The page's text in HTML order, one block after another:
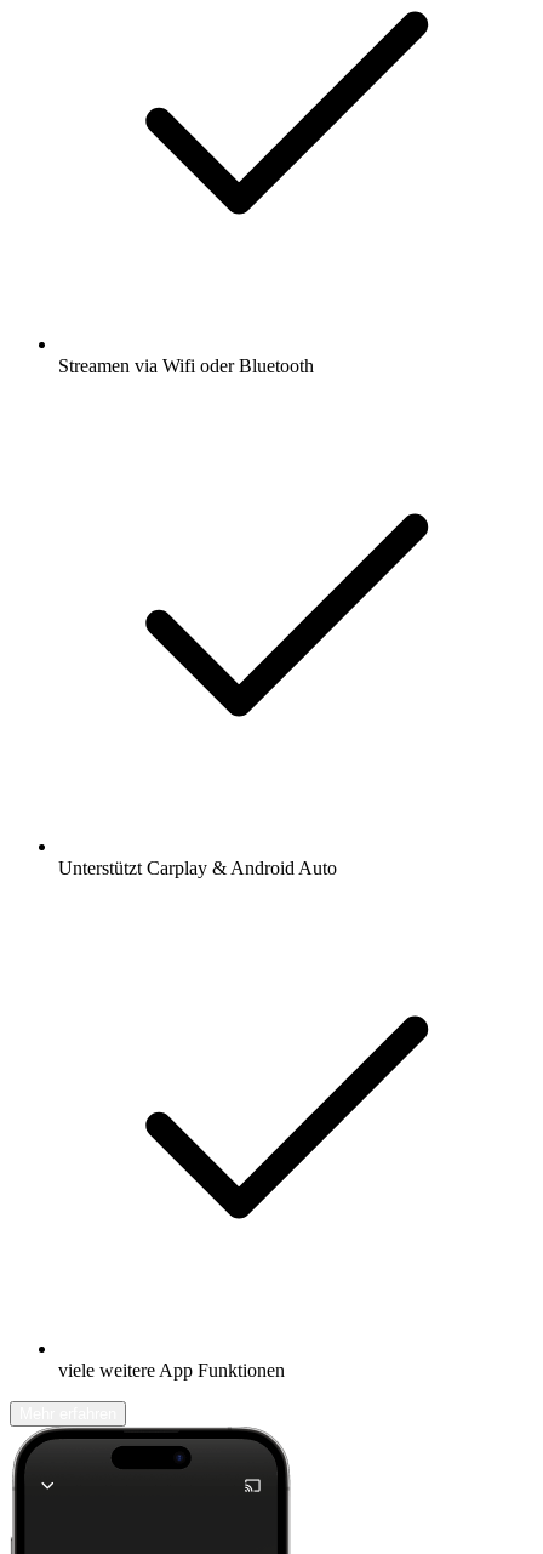
Streamen via Wifi oder Bluetooth
Unterstützt Carplay & Android Auto
viele weitere App Funktionen